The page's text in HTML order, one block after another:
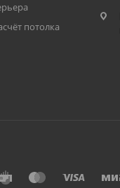
потолка